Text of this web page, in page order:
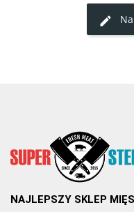
Super tatar polecam!!!
Ja korzystam z ligawy
sitku i dodaję odrobinę
NAJLEPSZY SKLEP